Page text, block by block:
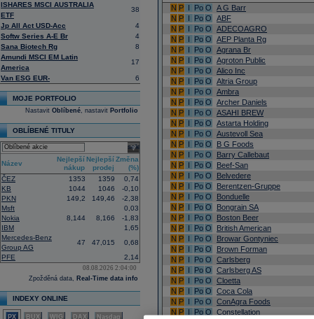
ISHARES MSCI AUSTRALIA
ETF
38
Jp All Act USD-Acc
4
Softw Series A-E Br
4
Sana Biotech Rg
8
Amundi MSCI EM Latin
America
17
Van ESG EUR- 6
MOJE PORTFOLIO
Nastavit Oblíbené, nastavit Portfolio
OBLÍBENÉ TITULY
select
Název
Nejlepší
nákup
Nejlepší
prodej
Změna
(%)
ČEZ
1353 1359
0,74
KB
1044 1046
-0,10
PKN
149,2 149,46
-2,38
Msft
0,03
Nokia
8,144 8,166
-1,83
IBM
1,65
Mercedes-Benz
Group AG
47 47,015
0,68
PFE
2,14
08.08.2026 2:04:00
Zpožděná data, Real-Time data info
INDEXY ONLINE
PX BUX WIG DAX Nasdaq
N P I Po O
A G Barr
N P I Po O
ABF
N P I Po O
ADECOAGRO
N P I Po O
AEP Planta Rg
N P I Po O
Agrana Br
N P I Po O
Agroton Public
N P I Po O
Alico Inc
N P I Po O
Altria Group
N P I Po O
Ambra
N P I Po O
Archer Daniels
N P I Po O
ASAHI BREW
N P I Po O
Astarta Holding
N P I Po O
Austevoll Sea
N P I Po O
B G Foods
N P I Po O
Barry Callebaut
N P I Po O
Beef-San
N P I Po O
Belvedere
N P I Po O
Berentzen-Gruppe
N P I Po O
Bonduelle
N P I Po O
Bongrain SA
N P I Po O
Boston Beer
N P I Po O
British American
N P I Po O
Browar Gontyniec
N P I Po O
Brown Forman
N P I Po O
Carlsberg
N P I Po O
Carlsberg AS
N P I Po O
Cloetta
N P I Po O
Coca Cola
N P I Po O
ConAgra Foods
N P I Po O
Constellation